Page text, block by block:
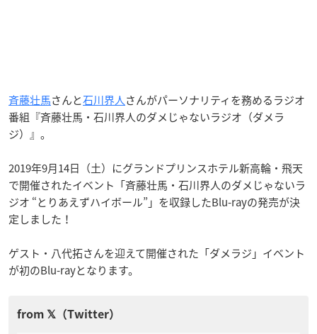
斉藤壮馬さんと石川界人さんがパーソナリティを務めるラジオ
番組『斉藤壮馬・石川界人のダメじゃないラジオ（ダメラ
ジ）』。
2019年9月14日（土）にグランドプリンスホテル新高輪・飛天
で開催されたイベント「斉藤壮馬・石川界人のダメじゃないラ
ジオ “とりあえずハイボール”」を収録したBlu-rayの発売が決
定しました！
ゲスト・八代拓さんを迎えて開催された「ダメラジ」イベント
が初のBlu-rayとなります。